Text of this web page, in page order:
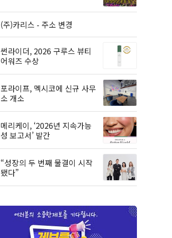
(주)카리스 - 주소 변경
썬라이더, 2026 구루스 뷰티
어워즈 수상
포라이프, 멕시코에 신규 사무
소 개소
메리케이, ‘2026년 지속가능
성 보고서’ 발간
“성장의 두 번째 물결이 시작
됐다”